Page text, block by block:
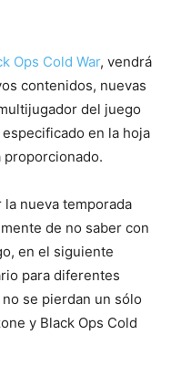
Ops Cold War, vendrá
contenidos, nuevas
del juego
en la hoja
proporcionado.
nueva temporada
de no saber con
en el siguiente
para diferentes
se pierdan un sólo
y Black Ops Cold